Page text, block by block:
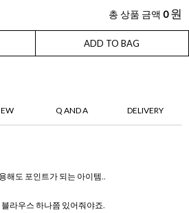
총 상품 금액 0 원
ADD TO BAG
Q AND A DELIVERY
해도 포인트가 되는 아이템..
라우스 하나쯤 있어줘야죠.